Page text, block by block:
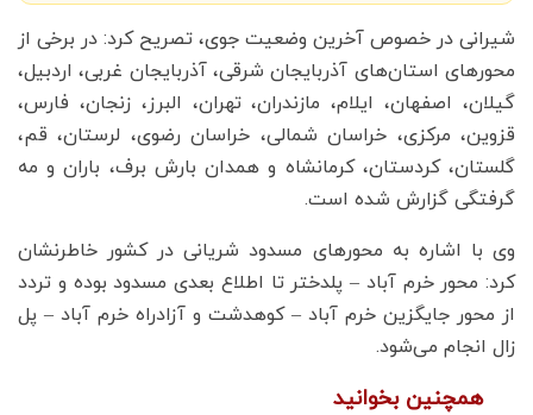
شیرانی در خصوص آخرین وضعیت جوی، تصریح کرد: در برخی از
محورهای استان‌های آذربایجان شرقی، آذربایجان غربی، اردبیل،
گیلان، اصفهان، ایلام، مازندران، تهران، البرز، زنجان، فارس،
قزوین، مرکزی، خراسان شمالی، خراسان رضوی، لرستان، قم،
گلستان، کردستان، کرمانشاه و همدان بارش برف، باران و مه
گرفتگی گزارش شده است.
وی با اشاره به محورهای مسدود شریانی در کشور خاطرنشان
کرد: محور خرم آباد – پلدختر تا اطلاع بعدی مسدود بوده و تردد
از محور جایگزین خرم آباد – کوهدشت و آزادراه خرم آباد – پل
زال انجام می‌شود.
همچنین بخوانید